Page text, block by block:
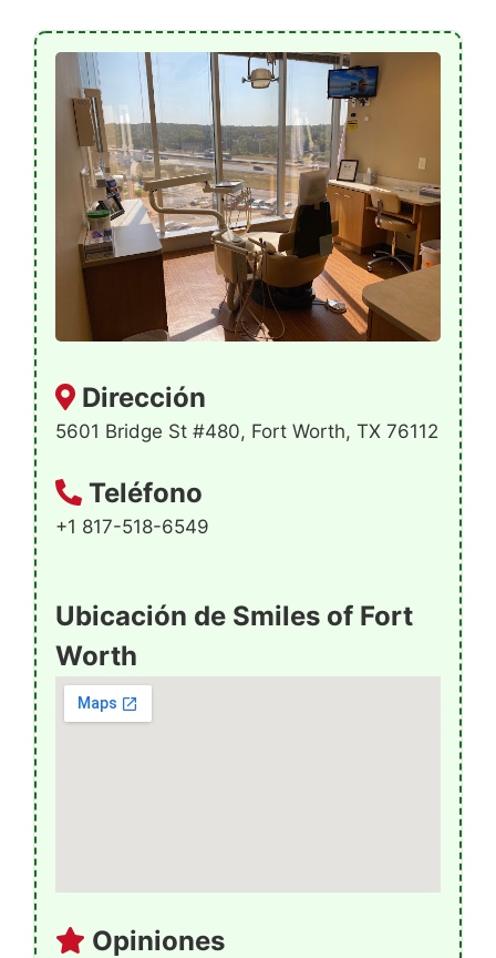
Dirección
5601 Bridge St #480, Fort Worth, TX 76112
Teléfono
+1 817-518-6549
Ubicación de Smiles of Fort
Worth
Opiniones